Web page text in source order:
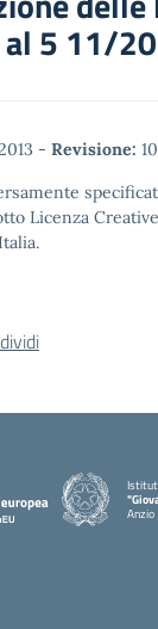
5 11/
- Revisione:
Licenza
Anzio